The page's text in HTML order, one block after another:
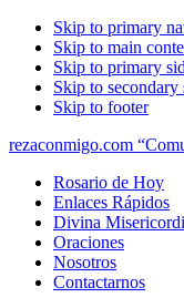
Skip to primary
Skip to main
Skip to primary
Skip to secondary
Skip to footer
rezaconmigo.com
Rosario de Hoy
Enlaces Rápidos
Divina
Oraciones
Nosotros
Contactarnos